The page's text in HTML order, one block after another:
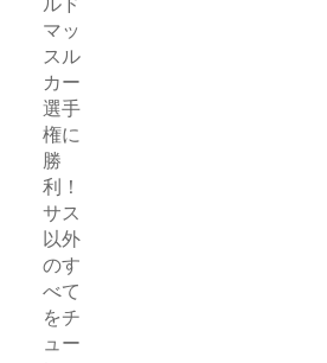
マッ
スル
カー
選手
権に
勝
利！
サス
以外
のす
べて
をチ
ュー